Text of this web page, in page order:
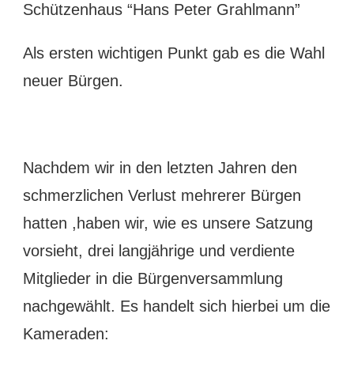
Schützenhaus “Hans Peter Grahlmann”
Als ersten wichtigen Punkt gab es die Wahl
neuer Bürgen.
Nachdem wir in den letzten Jahren den
schmerzlichen Verlust mehrerer Bürgen
hatten ,haben wir, wie es unsere Satzung
vorsieht, drei langjährige und verdiente
Mitglieder in die Bürgenversammlung
nachgewählt. Es handelt sich hierbei um die
Kameraden: